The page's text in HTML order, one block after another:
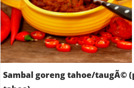
Sambal goreng tahoe/taugÃ©